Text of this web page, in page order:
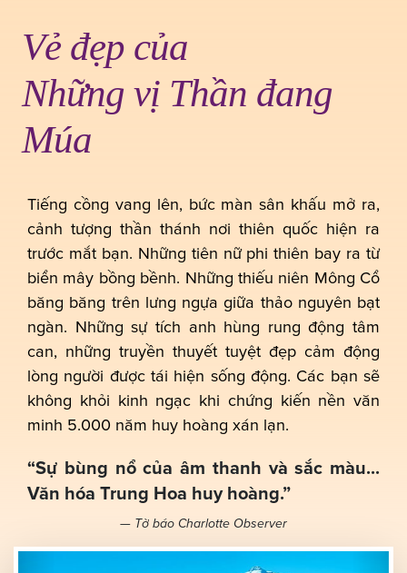
Vẻ đẹp của
Những vị Thần đang
Múa
Tiếng cồng vang lên, bức màn sân khấu mở ra,
cảnh tượng thần thánh nơi thiên quốc hiện ra
trước mắt bạn. Những tiên nữ phi thiên bay ra từ
biển mây bồng bềnh. Những thiếu niên Mông Cổ
băng băng trên lưng ngựa giữa thảo nguyên bạt
ngàn. Những sự tích anh hùng rung động tâm
can, những truyền thuyết tuyệt đẹp cảm động
lòng người được tái hiện sống động. Các bạn sẽ
không khỏi kinh ngạc khi chứng kiến nền văn
minh 5.000 năm huy hoàng xán lạn.
“Sự bùng nổ của âm thanh và sắc màu...
Văn hóa Trung Hoa huy hoàng.”
— Tờ báo Charlotte Observer